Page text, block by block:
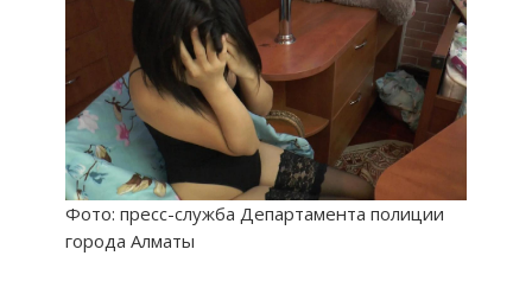
Фото: пресс-служба Департамента полиции
города Алматы